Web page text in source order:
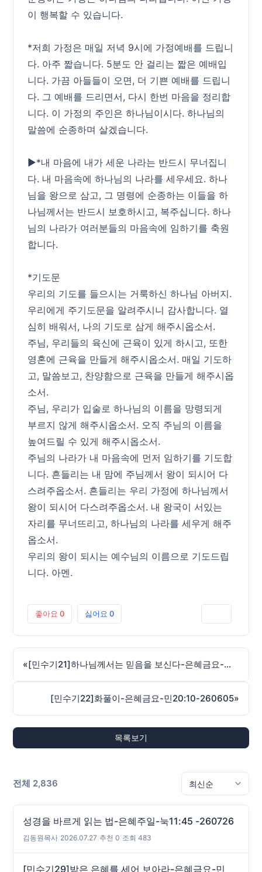
이 행복할 수 있습니다.
*저희 가정은 매일 저녁 9시에 가정예배를 드립니
다. 아주 짧습니다. 5분도 안 걸리는 짧은 예배입
니다. 가끔 아들들이 오면, 더 기쁜 예배를 드립니
다. 그 예배를 드리면서, 다시 한번 마음을 정리합
니다. 이 가정의 주인은 하나님이시다. 하나님의
말씀에 순종하며 살겠습니다.
▶*내 마음에 내가 세운 나라는 반드시 무너집니
다. 내 마음속에 하나님의 나라를 세우세요. 하나
님을 왕으로 삼고, 그 명령에 순종하는 이들을 하
나님께서는 반드시 보호하시고, 복주십니다. 하나
님의 나라가 여러분들의 마음속에 임하기를 축원
합니다.
*기도문
우리의 기도를 들으시는 거룩하신 하나님 아버지.
우리에게 주기도문을 알려주시니 감사합니다. 열
심히 배워서, 나의 기도로 삼게 해주시옵소서.
주님, 우리들의 육신에 근육이 있게 하시고, 또한
영혼에 근육을 만들게 해주시옵소서. 매일 기도하
고, 말씀보고, 찬양함으로 근육을 만들게 해주시옵
소서.
주님, 우리가 입술로 하나님의 이름을 망령되게
부르지 않게 해주시옵소서. 오직 주님의 이름을
높여드릴 수 있게 해주시옵소서.
주님의 나라가 내 마음속에 먼저 임하기를 기도합
니다. 흔들리는 내 맘에 주님께서 왕이 되시어 다
스려주옵소서. 흔들리는 우리 가정에 하나님께서
왕이 되시어 다스려주옵소서. 내 왕국이 서있는
자리를 무너뜨리고, 하나님의 나라를 세우게 해주
옵소서.
우리의 왕이 되시는 예수님의 이름으로 기도드립
니다. 아멘.
좋아요0 싫어요0
« [민수기21]하나님께서는 믿음을 보신다-은혜금요-민20:1-260522
[민수기22]화풀이-은혜금요-민20:10-260605»
목록보기
전체 2,836
성경을 바르게 읽는 법-은혜주일-눅11:45 -260726
김동원목사 2026.07.27 추천 0 조회 483
[민수기29]받은 은혜를 세어 보아라-은혜금요-민